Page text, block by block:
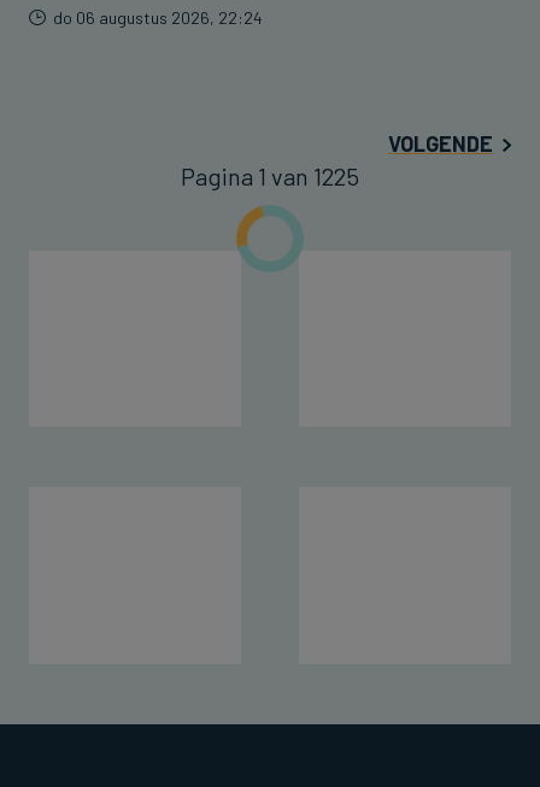
do 06 augustus 2026, 22:24
VOLGENDE
Pagina 1 van 1225